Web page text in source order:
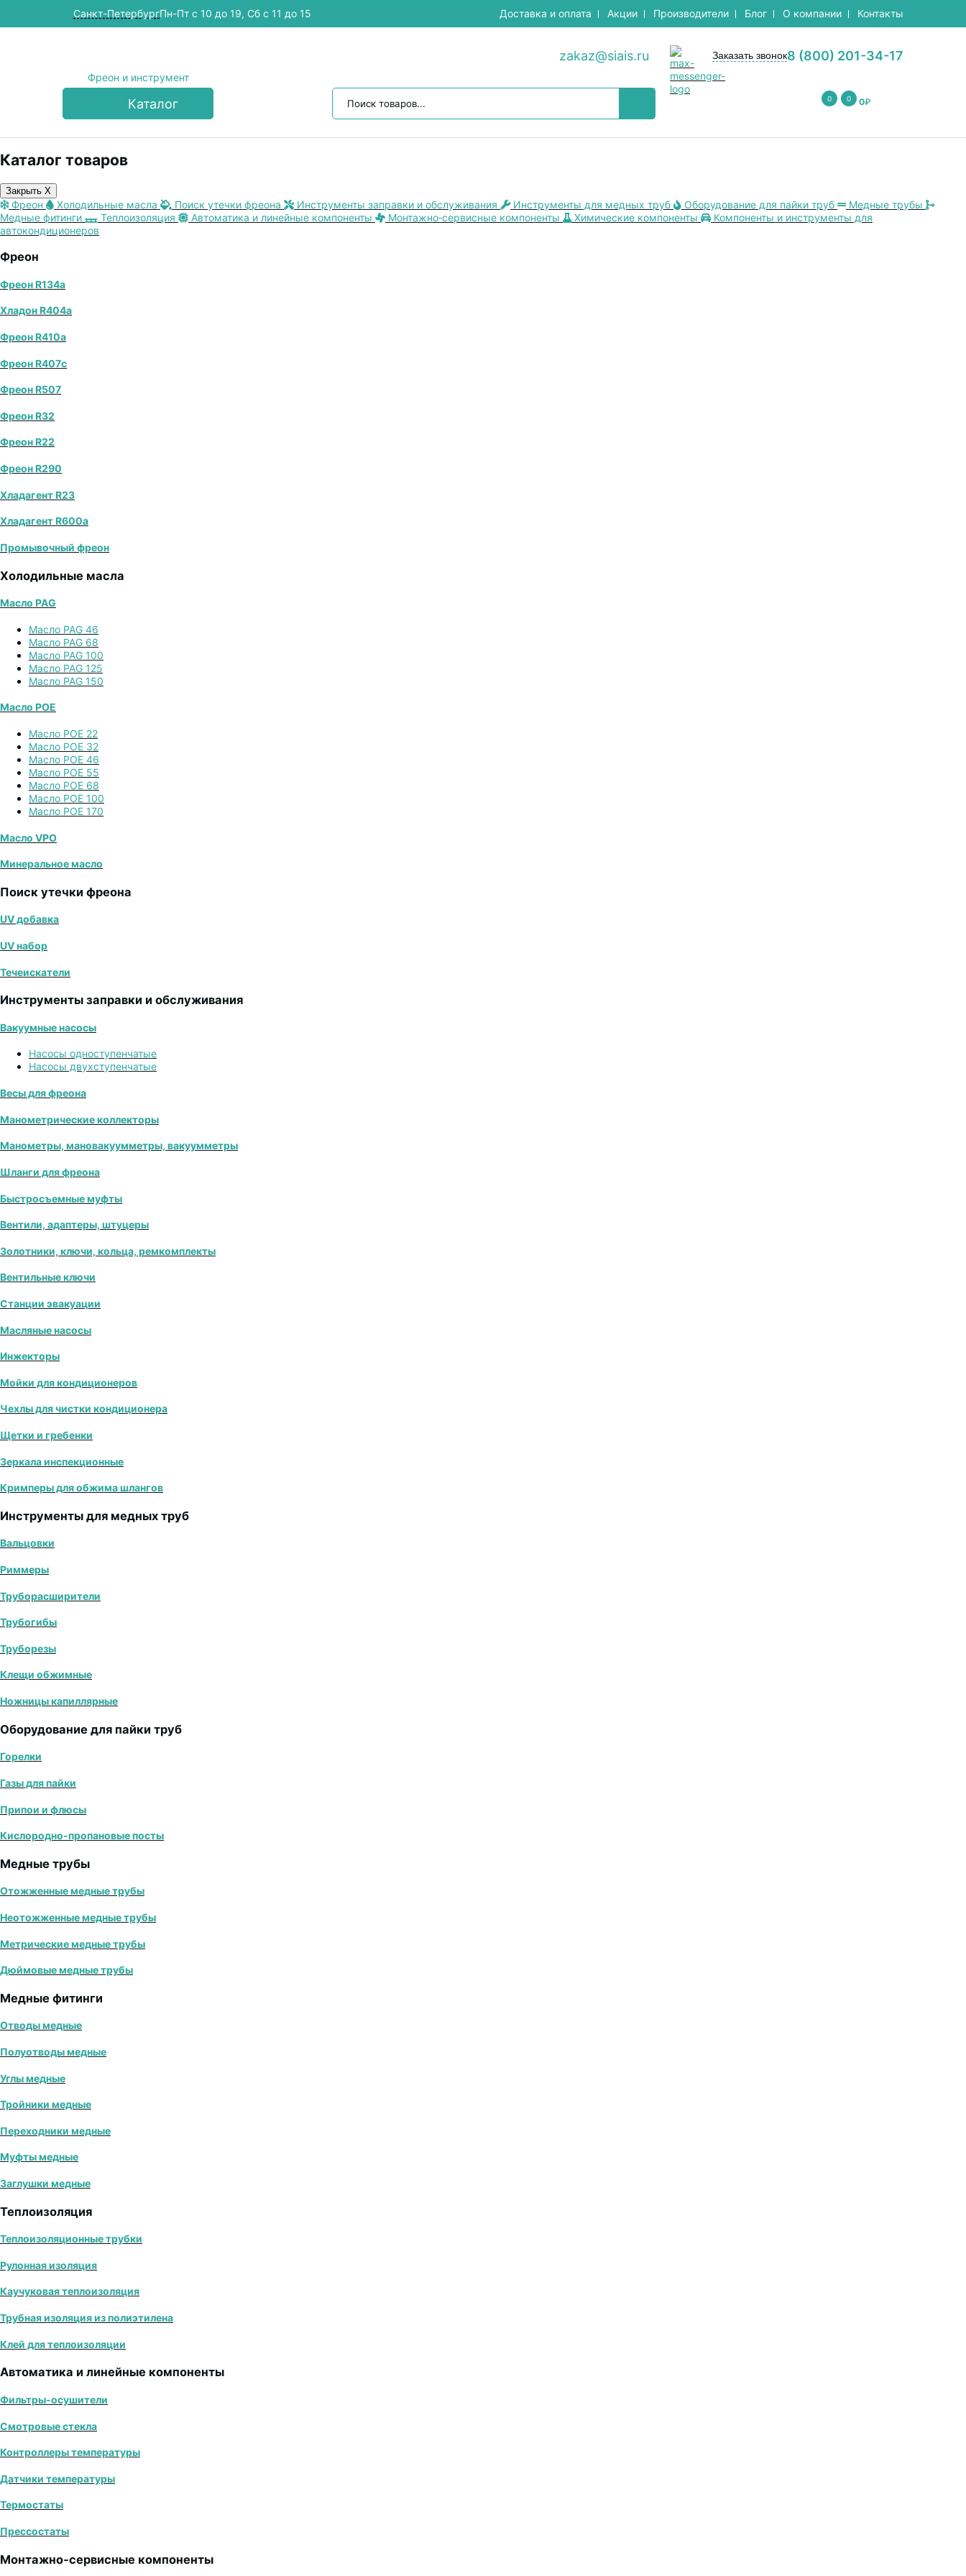
Cанкт-ПетербургПн-Пт с 10 до 19, Сб с 11 до 15 Доставка и оплата Акции Производители Блог О компании Контакты
Фреон и инструмент
zakaz@siais.ru 8 (800) 201-34-17
Заказать звонок
Каталог 0 0 0₽
Каталог товаров
Закрыть X
Фреон Холодильные масла Поиск утечки фреона Инструменты заправки и обслуживания Инструменты для медных труб Оборудование для пайки труб
Медные трубы
Медные фитинги
Теплоизоляция Автоматика и линейные компоненты Монтажно‑сервисные компоненты Химические компоненты
Компоненты и инструменты для
автокондиционеров
Фреон
Фреон R134a
Хладон R404a
Фреон R410a
Фреон R407с
Фреон R507
Фреон R32
Фреон R22
Фреон R290
Хладагент R23
Хладагент R600a
Промывочный фреон
Холодильные масла
Масло PAG
Масло PAG 46
Масло PAG 68
Масло PAG 100
Масло PAG 125
Масло PAG 150
Масло POE
Масло POE 22
Масло POE 32
Масло POE 46
Масло POE 55
Масло POE 68
Масло POE 100
Масло POE 170
Масло VPO
Минеральное масло
Поиск утечки фреона
UV добавка
UV набор
Течеискатели
Инструменты заправки и обслуживания
Вакуумные насосы
Насосы одноступенчатые
Насосы двухступенчатые
Весы для фреона
Манометрические коллекторы
Манометры, мановакуумметры, вакуумметры
Шланги для фреона
Быстросъемные муфты
Вентили, адаптеры, штуцеры
Золотники, ключи, кольца, ремкомплекты
Вентильные ключи
Станции эвакуации
Масляные насосы
Инжекторы
Мойки для кондиционеров
Чехлы для чистки кондиционера
Щетки и гребенки
Зеркала инспекционные
Кримперы для обжима шлангов
Инструменты для медных труб
Вальцовки
Риммеры
Труборасширители
Трубогибы
Труборезы
Клещи обжимные
Ножницы капиллярные
Оборудование для пайки труб
Горелки
Газы для пайки
Припои и флюсы
Кислородно-пропановые посты
Медные трубы
Отожженные медные трубы
Неотожженные медные трубы
Метрические медные трубы
Дюймовые медные трубы
Медные фитинги
Отводы медные
Полуотводы медные
Углы медные
Тройники медные
Переходники медные
Муфты медные
Заглушки медные
Теплоизоляция
Теплоизоляционные трубки
Рулонная изоляция
Каучуковая теплоизоляция
Трубная изоляция из полиэтилена
Клей для теплоизоляции
Автоматика и линейные компоненты
Фильтры-осушители
Смотровые стекла
Контроллеры температуры
Датчики температуры
Термостаты
Прессостаты
Монтажно‑сервисные компоненты